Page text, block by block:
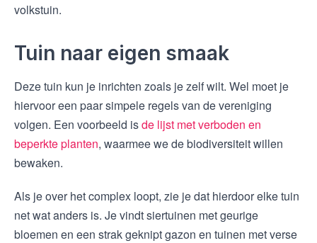
volkstuin.
Tuin naar eigen smaak
Deze tuin kun je inrichten zoals je zelf wilt. Wel moet je
hiervoor een paar simpele regels van de vereniging
volgen. Een voorbeeld isde lijst met verboden en
beperkte planten, waarmee we de biodiversiteit willen
bewaken.
Als je over het complex loopt, zie je dat hierdoor elke tuin
net wat anders is. Je vindt siertuinen met geurige
bloemen en een strak geknipt gazon en tuinen met verse